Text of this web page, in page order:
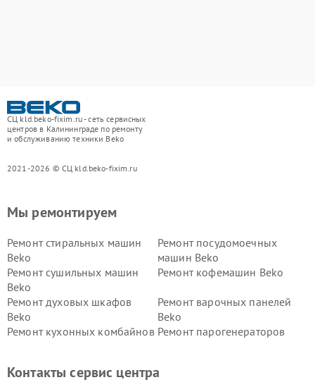
СЦ kld.beko-fixim.ru - сеть сервисных
центров в Калининграде по ремонту
и обслуживанию техники Beko
2021-2026 © СЦ kld.beko-fixim.ru
Мы ремонтируем
Ремонт стиральных машин
Beko
Ремонт посудомоечных
машин Beko
Ремонт сушильных машин
Beko
Ремонт кофемашин Beko
Ремонт духовых шкафов
Beko
Ремонт варочных панелей
Beko
Ремонт кухонных комбайнов Ремонт парогенераторов
Ремонт холодильников Beko Ремонт морозильных камер
Контакты сервис центра